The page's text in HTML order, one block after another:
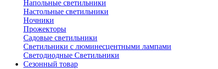
Напольные светильники
Настольные светильники
Ночники
Прожекторы
Садовые светильники
Светильники с люминесцентными лампами
Светодиодные Светильники
Сезонный товар